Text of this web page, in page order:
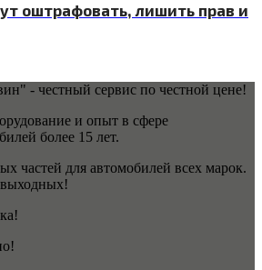
оштрафовать, лишить прав и
- честный сервис по честной цене!
и опыт в сфере
более 15 лет.
частей для автомобилей всех марок.